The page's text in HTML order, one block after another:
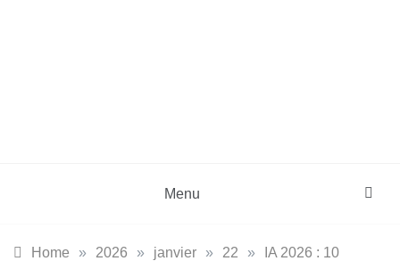
Menu
Home » 2026 » janvier » 22 »
IA 2026 : 10